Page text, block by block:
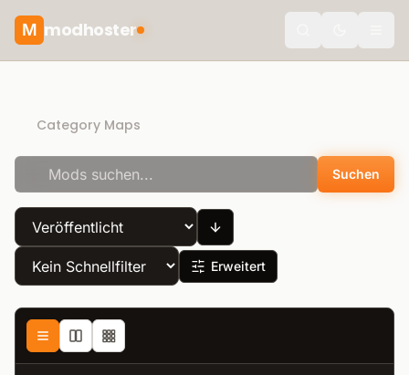
M modhoster
Category Maps
Suchen
Erweitert